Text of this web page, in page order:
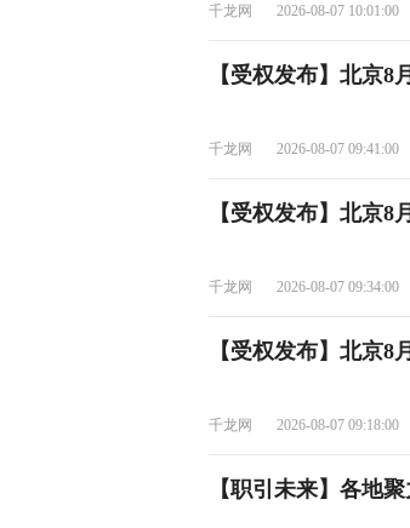
千龙网 2026-08-07 10:01:00
【受权发布】北京
千龙网 2026-08-07 09:41:00
【受权发布】北京
千龙网 2026-08-07 09:34:00
【受权发布】北京8
千龙网 2026-08-07 09:18:00
【职引未来】各地